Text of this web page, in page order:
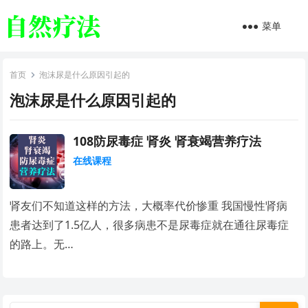
菜单
首页 泡沫尿是什么原因引起的
泡沫尿是什么原因引起的
108防尿毒症 肾炎 肾衰竭营养疗法
在线课程
肾友们不知道这样的方法，大概率代价惨重 我国慢性肾病
患者达到了1.5亿人，很多病患不是尿毒症就在通往尿毒症
的路上。无…